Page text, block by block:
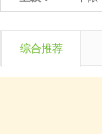
综合推荐